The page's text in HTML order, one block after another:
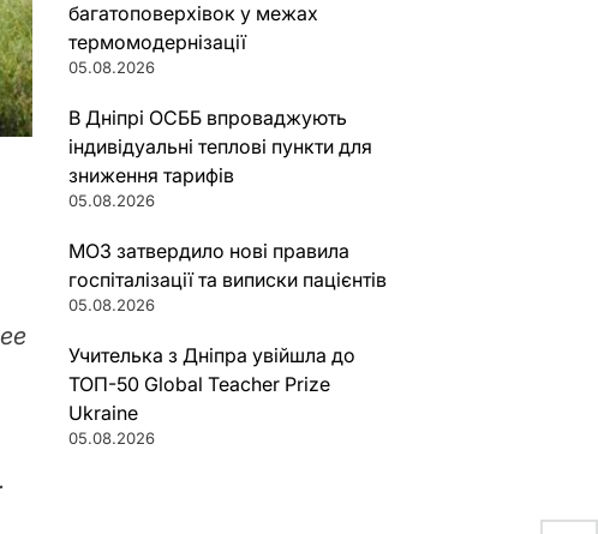
багатоповерхівок у межах
термомодернізації
05.08.2026
В Дніпрі ОСББ впроваджують
індивідуальні теплові пункти для
зниження тарифів
05.08.2026
МОЗ затвердило нові правила
госпіталізації та виписки пацієнтів
05.08.2026
Учителька з Дніпра увійшла до
ТОП-50 Global Teacher Prize
Ukraine
05.08.2026